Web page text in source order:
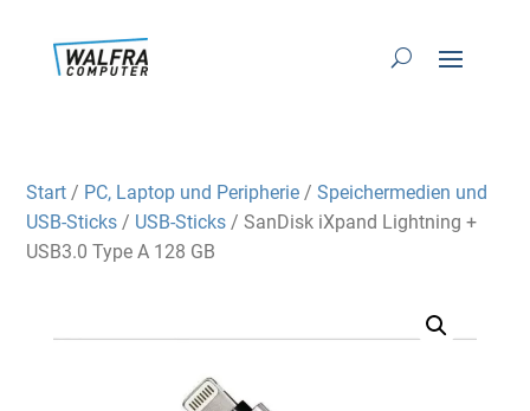
Start / PC, Laptop und Peripherie /Speichermedien und
USB-Sticks / USB-Sticks / SanDisk iXpand Lightning +
USB3.0 Type A 128 GB